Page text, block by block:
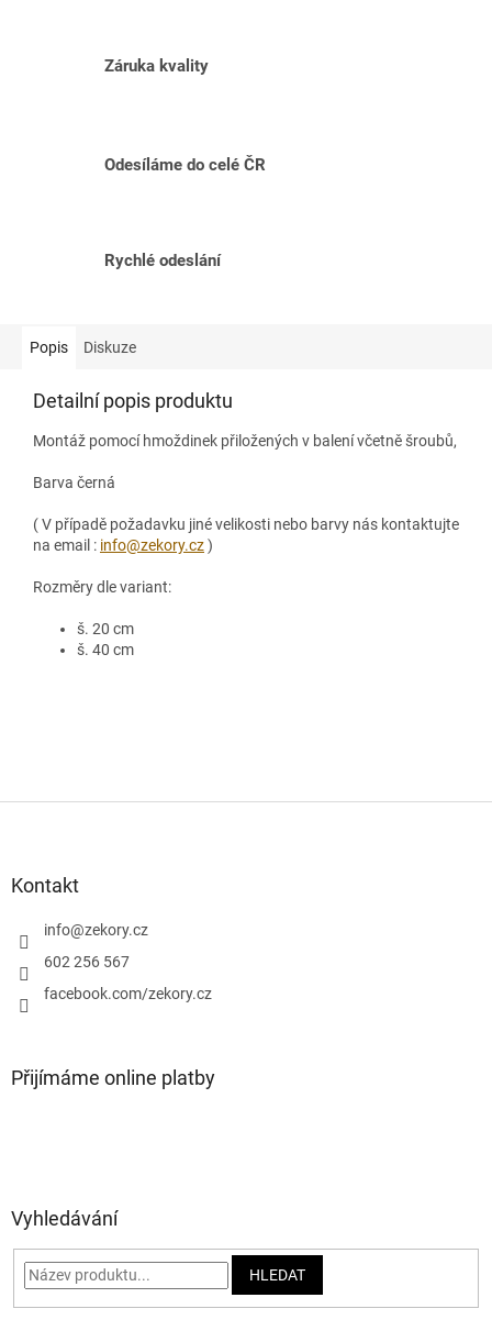
Záruka kvality
Odesíláme do celé ČR
Rychlé odeslání
Popis Diskuze
Detailní popis produktu
Montáž pomocí hmoždinek přiložených v balení včetně šroubů,
Barva černá
( V případě požadavku jiné velikosti nebo barvy nás kontaktujte
na email : info@zekory.cz)
Rozměry dle variant:
š. 20 cm
š. 40 cm
Kontakt
info@zekory.cz
602 256 567
facebook.com/zekory.cz
Přijímáme online platby
Vyhledávání
HLEDAT